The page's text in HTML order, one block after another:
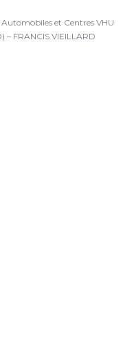
Automobiles et Centres VHU
– FRANCIS VIEILLARD